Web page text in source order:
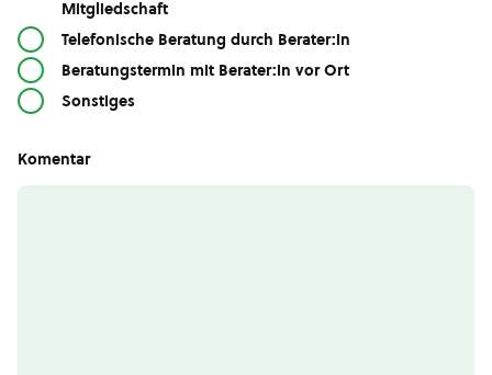
Mitgliedschaft
Telefonische Beratung durch Berater:in
Beratungstermin mit Berater:in vor Ort
Sonstiges
Komentar